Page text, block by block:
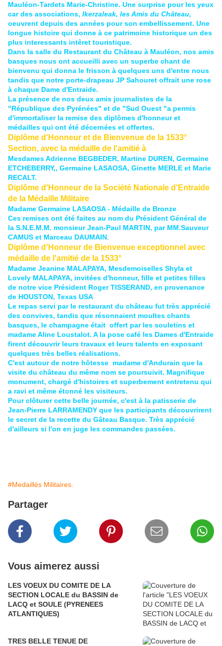
Mauléon-Tardets Marie-Christine. Une surprise pour les yeux
car des associations, Ikerzaleak, les Amis du Château,
oeuvrent depuis des années pour son embellissement. Une
longue histoire qui donne à ce patrimoine historique un des
plus interessants intêret touristique.
Dans la salle du Restaurant du Château à Mauléon, nos amis
basques nous ont accueilli avec un superbe chant de
bienvenu qui donna le frisson à quelques uns d'entre nous
tandis que notre porte-drapeau JP Sahouret offrait une rose
à chaque Dame d'Entraide.
La présence de nos deux amis journalistes de la
"République des Pyrénées" et de "Sud Ouest "a permis
d'immortaliser la remise des diplômes d'honneur et
médailles qui ont été décernées et offertes.
Diplôme d'Honneur et de Bienvenue de la 1533°
Section, avec la médaille de l'amitié à
Mesdames Adrienne BEGBEDER, Martine DUREN, Germaine
ETCHEBERRY,, Germaine LASAOSA, Ginette MERLE et Marie
RECALT.
Diplôme d'Honneur de la Société Nationale d'Entraide
de la Médaille Militaire
Madame Germaine LASAOSA - Médaille de Bronze
Ces remises ont été faites au nom du Président Général de
la S.N.E.M.M. monsieur Jean-Paul MARTIN, par MM.Sauveur
CAMUS et Marceau DAUMAIN
Diplôme d'Honneur de Bienvenue exceptionnel avec
médaille de l'amitié de la 1533°
Madame Jeanine MALAPAYA, Mesdemoiselles Shyla et
Lovely MALAPAYA, invitées d'honneur, fille et petites filles
de notre vice Président Roger TISSERAND, en provenance
de HOUSTON, Texas USA
Le repas servi par le restaurant du château fut très apprécié
des convives, tandis que résonnaient moultes chants
basques, le champagne était offert par les souletins et
madame Aline Loustalot. A la pose café les Dames d'Entraide
firent découvrir leurs travaux et leurs talents en exposant
quelques très belles réalisations.
C'est autour de notre hôtesse madame d'Andurain que la
visite du château du même nom se poursuivit. Magnifique
monument, chargé d'histoires et superbement entretenu qui
a ravi et même étonné les visiteurs.
Pour clôturer cette belle journée, c'est à la patisserie de
Jean-Pierre LARRAMENDY que les participants découvrirent
le secret de la recette du Gâteau Basque. Très apprécié
d'ailleurs si l'on en juge les commandes passées.
#Medaillés Militaires.
Partager
Vous aimerez aussi
LES VOEUX DU COMITE DE LA
SECTION LOCALE du BASSIN de
LACQ et SOULE (PYRENEES
ATLANTIQUES)
TRES BELLE TENUE DE